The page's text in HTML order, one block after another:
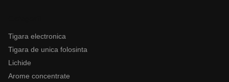
Tigara electronica
Tigara de unica folosinta
Lichide
Arome concentrate